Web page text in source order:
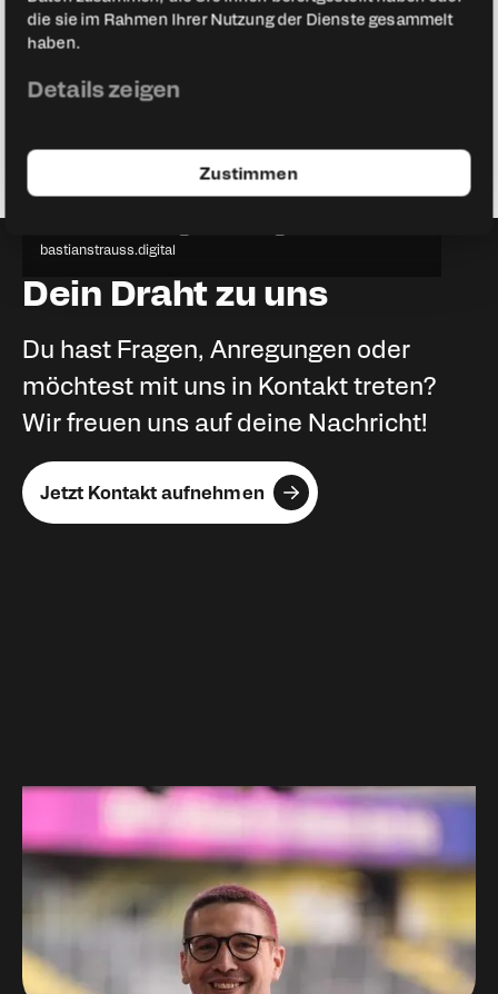
die sie im Rahmen Ihrer Nutzung der Dienste gesammelt
haben.
Details zeigen
Zustimmen
Bastian Strauß
bastianstrauss.digital
Dein Draht zu uns
Du hast Fragen, Anregungen oder
möchtest mit uns in Kontakt treten?
Wir freuen uns auf deine Nachricht!
Jetzt Kontakt aufnehmen